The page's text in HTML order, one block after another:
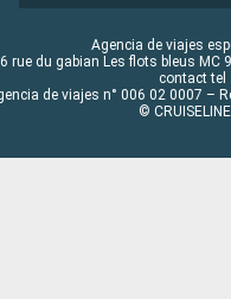
Agencia de viajes
rue du gabian Les flots bleus MC
contact tel
de viajes n° 006 02 0007 –
©